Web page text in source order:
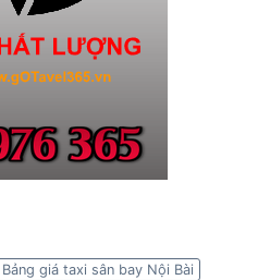
Bảng giá taxi sân bay Nội Bài